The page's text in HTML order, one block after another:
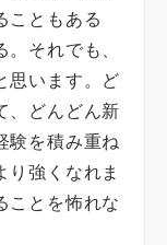
こともある
それでも、
思います。ど
、どんどん新
験を積み重ね
り強くなれま
ことを怖れな